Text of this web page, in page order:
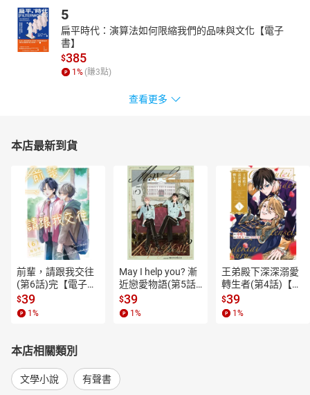
5
扁平時代：演算法如何限縮我們的品味與文化【電子
書】
$385
1 % (賺3點)
查看更多
本店最新到貨
前輩，請跟我交往
(第6話)完【電子
書】
$39
1 %
May I help you? 漸
近戀愛物語(第5話)
【電子書】
$39
1 %
王弟殿下深深溺愛
轉生者(第4話)【電
子書】
$39
1 %
本店相關類別
文學小說 有聲書